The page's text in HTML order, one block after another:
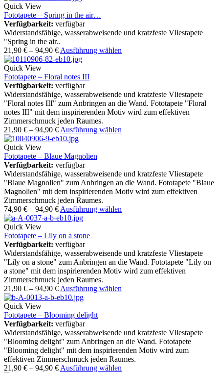
Quick View
Fototapete – Spring in the air…
Verfügbarkeit: verfügbar
Widerstandsfähige, wasserabweisende und kratzfeste Vliestapete
"Spring in the air..
21,90 € – 94,90 € Ausführung wählen
Quick View
Fototapete – Floral notes III
Verfügbarkeit: verfügbar
Widerstandsfähige, wasserabweisende und kratzfeste Vliestapete
"Floral notes III" zum Anbringen an die Wand. Fototapete "Floral
notes III" mit dem inspirierenden Motiv wird zum effektiven
Zimmerschmuck jeden Raumes.
21,90 € – 94,90 € Ausführung wählen
Quick View
Fototapete – Blaue Magnolien
Verfügbarkeit: verfügbar
Widerstandsfähige, wasserabweisende und kratzfeste Vliestapete
"Blaue Magnolien" zum Anbringen an die Wand. Fototapete "Blaue
Magnolien" mit dem inspirierenden Motiv wird zum effektiven
Zimmerschmuck jeden Raumes.
74,90 € – 94,90 € Ausführung wählen
Quick View
Fototapete – Lily on a stone
Verfügbarkeit: verfügbar
Widerstandsfähige, wasserabweisende und kratzfeste Vliestapete
"Lily on a stone" zum Anbringen an die Wand. Fototapete "Lily on
a stone" mit dem inspirierenden Motiv wird zum effektiven
Zimmerschmuck jeden Raumes.
21,90 € – 94,90 € Ausführung wählen
Quick View
Fototapete – Blooming delight
Verfügbarkeit: verfügbar
Widerstandsfähige, wasserabweisende und kratzfeste Vliestapete
"Blooming delight" zum Anbringen an die Wand. Fototapete
"Blooming delight" mit dem inspirierenden Motiv wird zum
effektiven Zimmerschmuck jeden Raumes.
21,90 € – 94,90 € Ausführung wählen